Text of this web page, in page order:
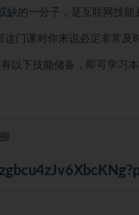
的一分子，是互联网技能
这门课对你来说必定非常及
以下技能储备，即可学习